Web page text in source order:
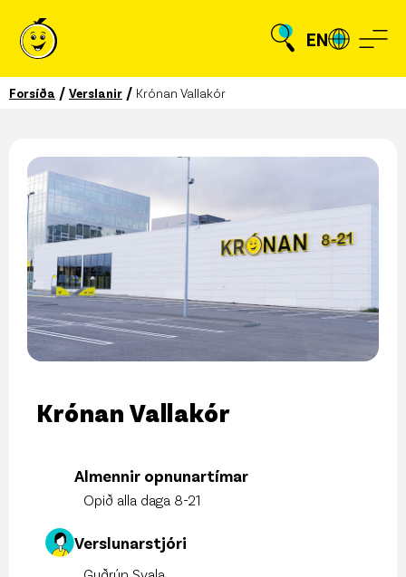
EN
Forsíða / Verslanir / Krónan Vallakór
Krónan Vallakór
Almennir opnunartímar
Opið alla daga 8-21
Verslunarstjóri